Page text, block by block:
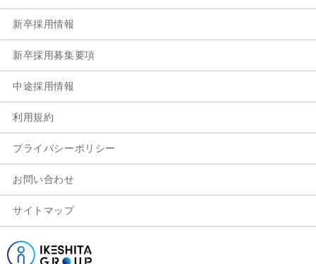
新卒採用情報
新卒採用募集要項
中途採用情報
利用規約
プライバシーポリシー
お問い合わせ
サイトマップ